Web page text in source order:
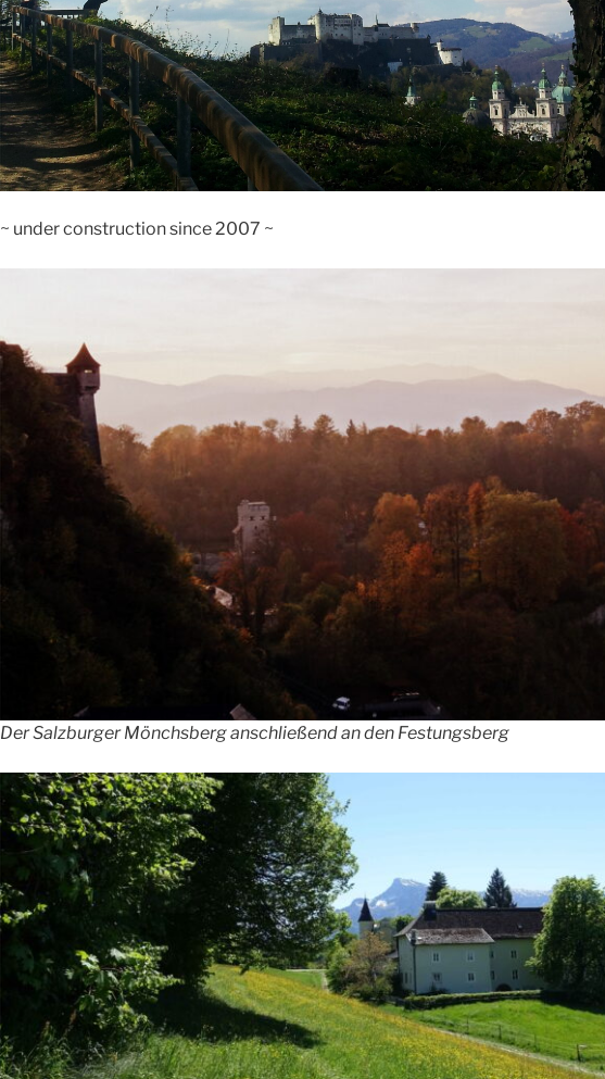
~ under construction since 2007 ~
Der Salzburger Mönchsberg anschließend an den Festungsberg